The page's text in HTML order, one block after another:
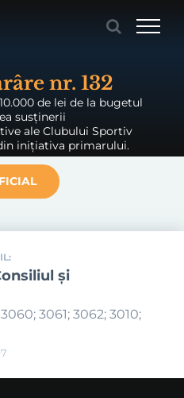
nr. 132
de lei de la bugetul
susținerii
ale Clubului Sportiv
inițiativa primarului.
şi
3061; 3062; 3010;